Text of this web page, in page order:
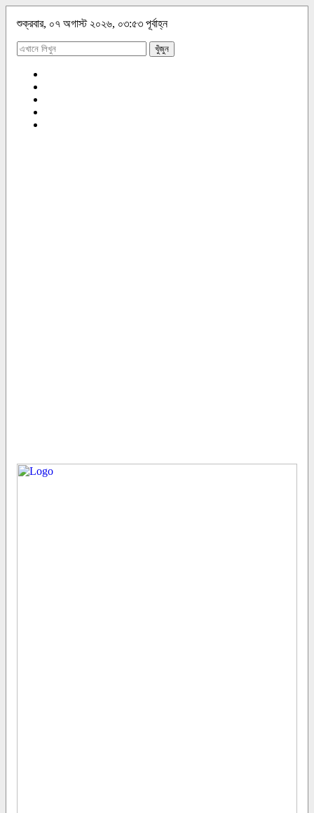
শুক্রবার, ০৭ অগাস্ট ২০২৬, ০৩:৫৩ পূর্বাহ্ন
খুঁজুন